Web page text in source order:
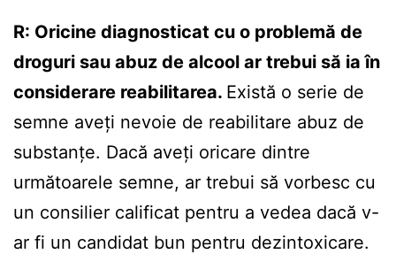
R: Oricine diagnosticat cu o problemă de
droguri sau abuz de alcool ar trebui să ia în
considerare reabilitarea. Există o serie de
semne aveți nevoie de reabilitare abuz de
substanțe. Dacă aveți oricare dintre
următoarele semne, ar trebui să vorbesc cu
un consilier calificat pentru a vedea dacă v-
ar fi un candidat bun pentru dezintoxicare.